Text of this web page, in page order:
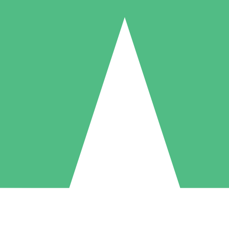
Individuele Creditpakketten
per gebruik met downloadtegoeden. Geen maandelijkse verplichting
5 Downloaden
US$